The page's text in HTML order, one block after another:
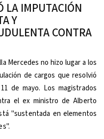
LA IMPUTACIÓN
Y
CONTRA
Mercedes no hizo lugar a los
de cargos que resolvió
de mayo. Los magistrados
el ex ministro de Alberto
"sustentada en elementos